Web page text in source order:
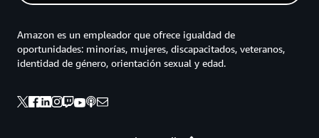
Amazon es un empleador que ofrece igualdad de
oportunidades: minorías, mujeres, discapacitados, veteranos,
identidad de género, orientación sexual y edad.